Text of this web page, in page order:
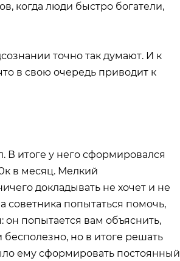
когда люди быстро богатели,
точно так думают. И к
в свою очередь приводит к
В итоге у него сформировался
в месяц. Мелкий
докладывать не хочет и не
советника попытаться помочь,
он попытается вам объяснить,
но в итоге решать
ему сформировать постоянный